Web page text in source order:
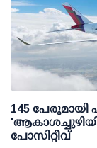
145 പേരുമായി
പോസിറ്റീവ്